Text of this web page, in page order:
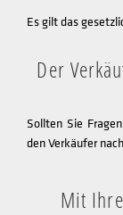
Es gilt das
Der
Sollten Sie
den Verkäufer
Mit